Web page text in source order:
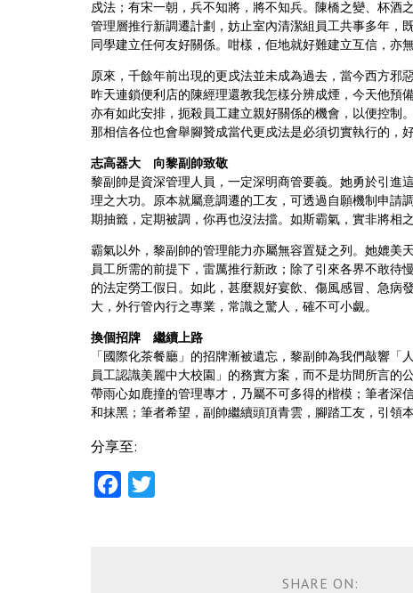
戍法；有宋一朝，兵不知將，將不知兵。陳橋之變、杯
管理層推行新調遷計劃，妨止室內清潔組員工共事多年，
同學建立任何友好關係。咁樣，佢地就好難建立互信，亦
原來，千餘年前出現的更戍法並未成為過去，當今西方
昨天連鎖便利店的陳經理還教我怎樣分辨成煙，今天他
亦有如此安排，扼殺員工建立親好關係的機會，以便控制
那相信各位也會舉腳贊成當代更戍法是必須切實執行的，好
志高器大 向黎副帥致敬
黎副帥是資深管理人員，一定深明商管要義。她勇於引進
理之大功。原本就屬意調遷的工友，可透過自願機制申請
期抽籤，定期被調，你再也沒法擋。如斯霸氣，實非將相之
霸氣以外，黎副帥的管理能力亦屬無容置疑之列。她媲美
員工所需的前提下，雷厲推行新政；除了引來各界不敢
的法定勞工假日。如此，甚麼親好宴飲、傷風感冒、急病
大，外行管內行之專業，常識之驚人，確不可小覷。
換個招牌 繼續上路
「國際化茶餐廳」的招牌漸被遺忘，黎副帥為我們敲響
員工認識美麗中大校園」的務實方案，而不是坊間所言
帶雨心如鹿撞的管理專才，乃屬不可多得的楷模；筆者深
和抹黑；筆者希望，副帥繼續頭頂青雲，腳踏工友，引領
分享至:
Facebook
SHARE ON: